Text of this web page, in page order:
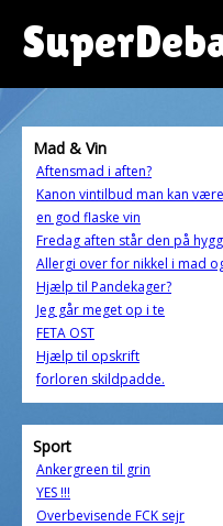
Mad & Vin
Aftensmad i aften?
Kanon vintilbud man kan
en god flaske vin
Fredag aften står den på
Allergi over for nikkel i mad
Hjælp til Pandekager?
Jeg går meget op i te
FETA OST
Hjælp til opskrift
forloren skildpadde.
Sport
Ankergreen til grin
YES !!!
Overbevisende FCK sejr